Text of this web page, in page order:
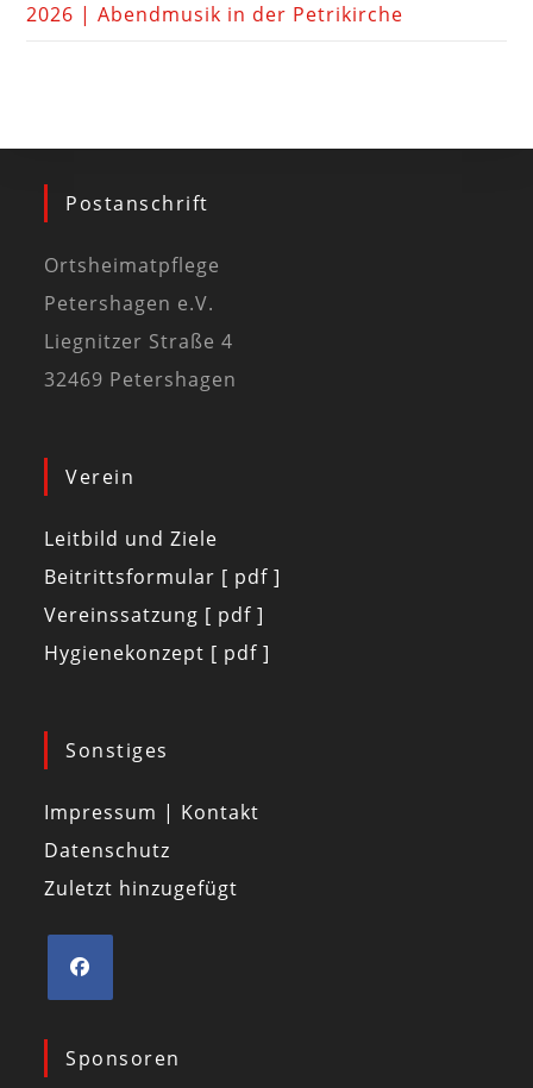
2026 | Abendmusik in der Petrikirche
Postanschrift
Ortsheimatpflege
Petershagen e.V.
Liegnitzer Straße 4
32469 Petershagen
Verein
Leitbild und Ziele
Beitrittsformular [ pdf ]
Vereinssatzung [ pdf ]
Hygienekonzept [ pdf ]
Sonstiges
Impressum | Kontakt
Datenschutz
Zuletzt hinzugefügt
Sponsoren